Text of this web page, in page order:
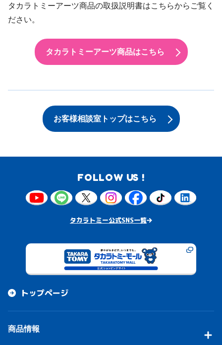
タカラトミーアーツ商品の取扱説明書はこちらからご覧く
ださい。
タカラトミーアーツ商品はこちら
お客様相談室トップはこちら
FOLLOW US !
タカラトミー公式SNS一覧
トップページ
商品情報